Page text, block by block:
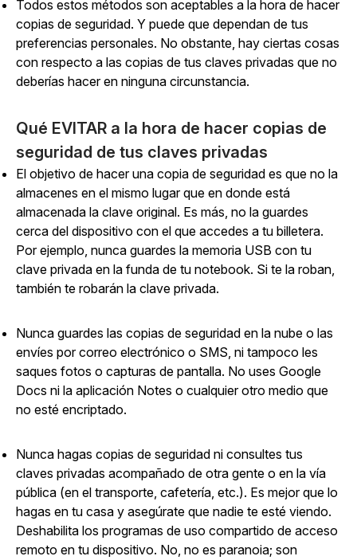
Todos estos métodos son aceptables a la hora de hacer
copias de seguridad. Y puede que dependan de tus
preferencias personales. No obstante, hay ciertas cosas
con respecto a las copias de tus claves privadas que no
deberías hacer en ninguna circunstancia.
Qué EVITAR a la hora de hacer copias de
seguridad de tus claves privadas
El objetivo de hacer una copia de seguridad es que no la
almacenes en el mismo lugar que en donde está
almacenada la clave original. Es más, no la guardes
cerca del dispositivo con el que accedes a tu billetera.
Por ejemplo, nunca guardes la memoria USB con tu
clave privada en la funda de tu notebook. Si te la roban,
también te robarán la clave privada.
Nunca guardes las copias de seguridad en la nube o las
envíes por correo electrónico o SMS, ni tampoco les
saques fotos o capturas de pantalla. No uses Google
Docs ni la aplicación Notes o cualquier otro medio que
no esté encriptado.
Nunca hagas copias de seguridad ni consultes tus
claves privadas acompañado de otra gente o en la vía
pública (en el transporte, cafetería, etc.). Es mejor que lo
hagas en tu casa y asegúrate que nadie te esté viendo.
Deshabilita los programas de uso compartido de acceso
remoto en tu dispositivo. No, no es paranoia; son